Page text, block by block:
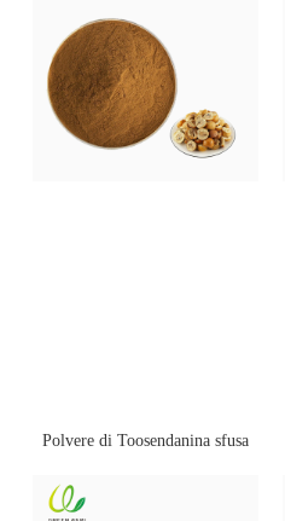
Polvere di Toosendanina sfusa